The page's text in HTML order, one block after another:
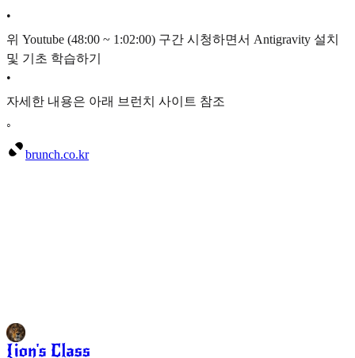
•
위 Youtube (48:00 ~ 1:02:00) 구간 시청하면서 Antigravity 설치
및 기초 학습하기
•
자세한 내용은 아래 브런치 사이트 참조
◦
brunch.co.kr